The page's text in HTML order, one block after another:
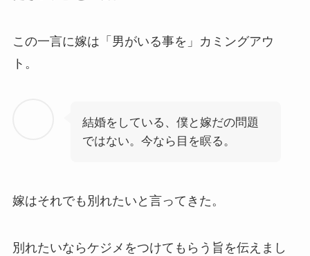
この一言に嫁は「男がいる事を」カミングアウ
ト。
結婚をしている、僕と嫁だの問題
ではない。今なら目を瞑る。
嫁はそれでも別れたいと言ってきた。
別れたいならケジメをつけてもらう旨を伝えまし